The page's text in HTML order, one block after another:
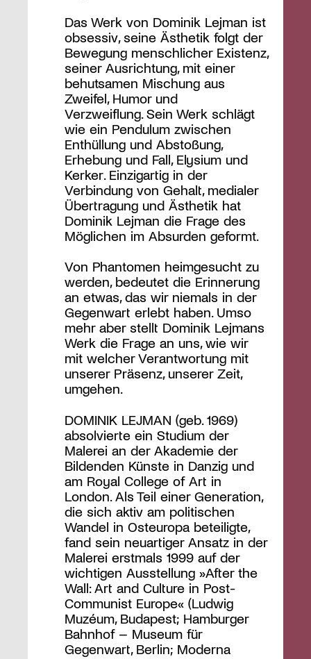
Das Werk von Dominik Lejman ist
obsessiv, seine Ästhetik folgt der
Bewegung menschlicher Existenz,
seiner Ausrichtung, mit einer
behutsamen Mischung aus
Zweifel, Humor und
Verzweiflung. Sein Werk schlägt
wie ein Pendulum zwischen
Enthüllung und Abstoßung,
Erhebung und Fall, Elysium und
Kerker. Einzigartig in der
Verbindung von Gehalt, medialer
Übertragung und Ästhetik hat
Dominik Lejman die Frage des
Möglichen im Absurden geformt.
Von Phantomen heimgesucht zu
werden, bedeutet die Erinnerung
an etwas, das wir niemals in der
Gegenwart erlebt haben. Umso
mehr aber stellt Dominik Lejmans
Werk die Frage an uns, wie wir
mit welcher Verantwortung mit
unserer Präsenz, unserer Zeit,
umgehen.
DOMINIK LEJMAN (geb. 1969)
absolvierte ein Studium der
Malerei an der Akademie der
Bildenden Künste in Danzig und
am Royal College of Art in
London. Als Teil einer Generation,
die sich aktiv am politischen
Wandel in Osteuropa beteiligte,
fand sein neuartiger Ansatz in der
Malerei erstmals 1999 auf der
wichtigen Ausstellung »After the
Wall: Art and Culture in Post-
Communist Europe« (Ludwig
Muzéum, Budapest; Hamburger
Bahnhof – Museum für
Gegenwart, Berlin; Moderna